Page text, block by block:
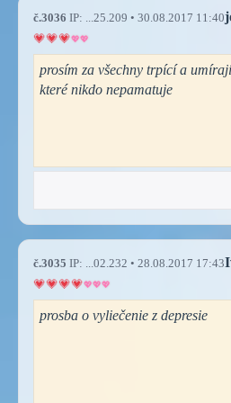
č.3036 IP: ...25.209 • 30.08.2017 11:40
prosím za všechny trpící a
které nikdo nepamatuje
č.3035 IP: ...02.232 • 28.08.2017 17:43
prosba o vyliečenie z depresie